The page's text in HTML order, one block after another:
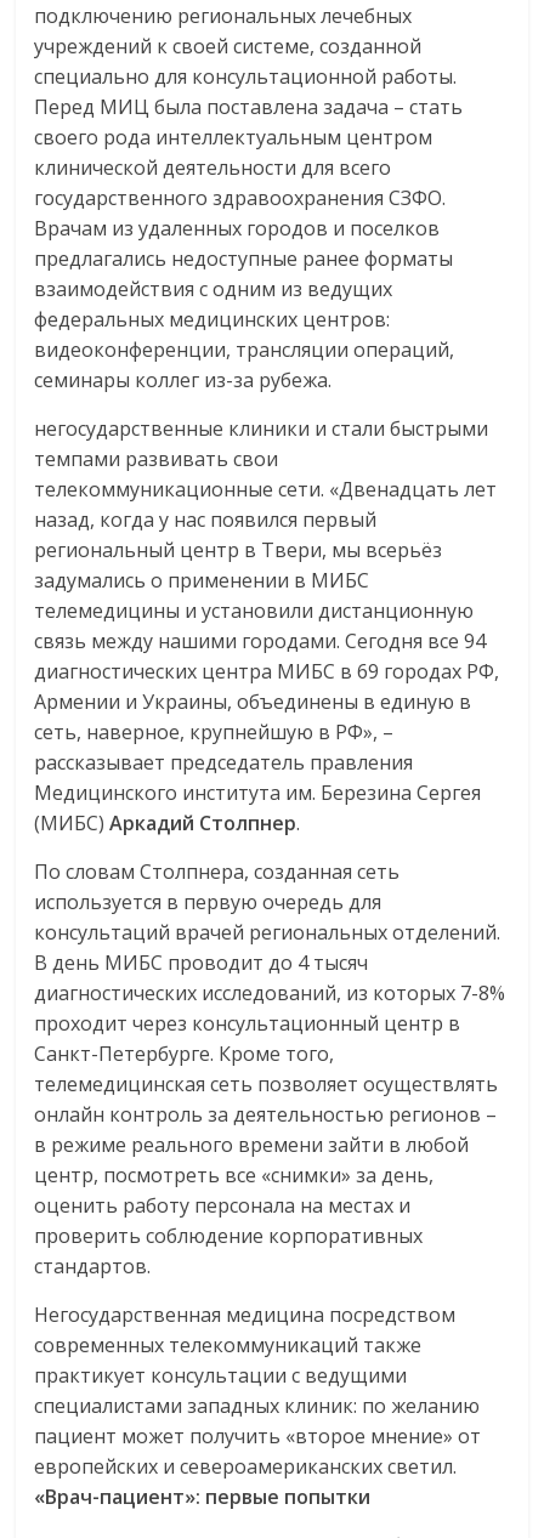
подключению региональных лечебных
учреждений к своей системе, созданной
специально для консультационной работы.
Перед МИЦ была поставлена задача – стать
своего рода интеллектуальным центром
клинической деятельности для всего
государственного здравоохранения СЗФО.
Врачам из удаленных городов и поселков
предлагались недоступные ранее форматы
взаимодействия с одним из ведущих
федеральных медицинских центров:
видеоконференции, трансляции операций,
семинары коллег из-за рубежа.
негосударственные клиники и стали быстрыми
темпами развивать свои
телекоммуникационные сети. «Двенадцать лет
назад, когда у нас появился первый
региональный центр в Твери, мы всерьёз
задумались о применении в МИБС
телемедицины и установили дистанционную
связь между нашими городами. Сегодня все 94
диагностических центра МИБС в 69 городах РФ,
Армении и Украины, объединены в единую в
сеть, наверное, крупнейшую в РФ», –
рассказывает председатель правления
Медицинского института им. Березина Сергея
(МИБС)Аркадий Столпнер.
По словам Столпнера, созданная сеть
используется в первую очередь для
консультаций врачей региональных отделений.
В день МИБС проводит до 4 тысяч
диагностических исследований, из которых 7-8%
проходит через консультационный центр в
Санкт-Петербурге. Кроме того,
телемедицинская сеть позволяет осуществлять
онлайн контроль за деятельностью регионов –
в режиме реального времени зайти в любой
центр, посмотреть все «снимки» за день,
оценить работу персонала на местах и
проверить соблюдение корпоративных
стандартов.
Негосударственная медицина посредством
современных телекоммуникаций также
практикует консультации с ведущими
специалистами западных клиник: по желанию
пациент может получить «второе мнение» от
европейских и североамериканских светил.
«Врач-пациент»: первые попытки